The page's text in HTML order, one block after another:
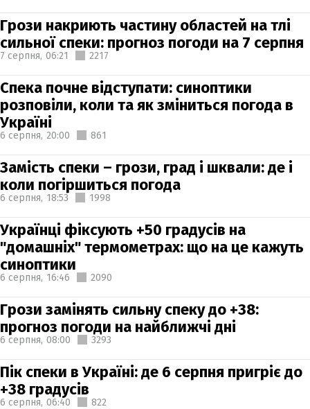
Грози накриють частину областей на тлі
сильної спеки: прогноз погоди на 7 серпня
7 серпня, 06:21 2217
Спека почне відступати: синоптики
розповіли, коли та як зміниться погода в
Україні
6 серпня, 20:00 861
Замість спеки – грози, град і шквали: де і
коли погіршиться погода
6 серпня, 18:53 1998
Українці фіксують +50 градусів на
"домашніх" термометрах: що на це кажуть
синоптики
6 серпня, 16:46 2090
Грози замінять сильну спеку до +38:
прогноз погоди на найближчі дні
6 серпня, 08:00 3293
Пік спеки в Україні: де 6 серпня пригріє до
+38 градусів
6 серпня, 06:40 822